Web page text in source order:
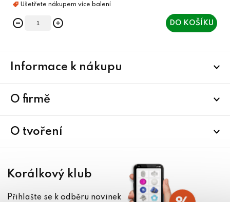
DO KOŠÍKU
Informace k nákupu
O firmě
O tvoření
Korálkový klub
Přihlašte se k odběru novinek